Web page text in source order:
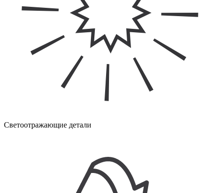
Светоотражающие детали